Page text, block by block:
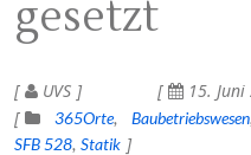
gesetzt
UVS 15. Juni
365Orte
Baubetriebswesen
SFB 528 Statik